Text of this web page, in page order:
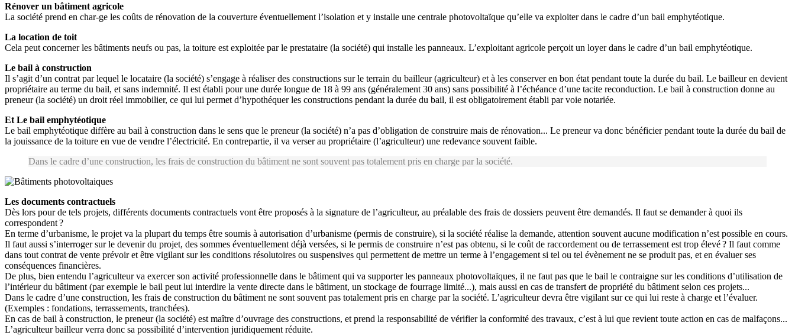
Rénover un bâtiment agricole
La société prend en char-ge les coûts de rénovation de la couverture éventuellement l’isolation et y installe une centrale photovoltaïque qu’elle va exploiter dans le cadre d’un bail emphytéotique.
La location de toit
Cela peut concerner les bâtiments neufs ou pas, la toiture est exploitée par le prestataire (la société) qui installe les panneaux. L’exploitant agricole perçoit un loyer dans le cadre d’un bail emphytéotique.
Le bail à construction
Il s’agit d’un contrat par lequel le locataire (la société) s’engage à réaliser des constructions sur le terrain du bailleur (agriculteur) et à les conserver en bon état pendant toute la durée du bail. Le bailleur en devient
propriétaire au terme du bail, et sans indemnité. Il est établi pour une durée longue de 18 à 99 ans (généralement 30 ans) sans possibilité à l’échéance d’une tacite reconduction. Le bail à construction donne au
preneur (la société) un droit réel immobilier, ce qui lui permet d’hypothéquer les constructions pendant la durée du bail, il est obligatoirement établi par voie notariée.
Et Le bail emphytéotique
Le bail emphytéotique diffère au bail à construction dans le sens que le preneur (la société) n’a pas d’obligation de construire mais de rénovation... Le preneur va donc bénéficier pendant toute la durée du bail de
la jouissance de la toiture en vue de vendre l’électricité. En contrepartie, il va verser au propriétaire (l’agriculteur) une redevance souvent faible.
Dans le cadre d’une construction, les frais de construction du bâtiment ne sont souvent pas totalement pris en charge par la société.
Les documents contractuels
Dès lors pour de tels projets, différents documents contractuels vont être proposés à la signature de l’agriculteur, au préalable des frais de dossiers peuvent être demandés. Il faut se demander à quoi ils
correspondent ?
En terme d’urbanisme, le projet va la plupart du temps être soumis à autorisation d’urbanisme (permis de construire), si la société réalise la demande, attention souvent aucune modification n’est possible en cours.
Il faut aussi s’interroger sur le devenir du projet, des sommes éventuellement déjà versées, si le permis de construire n’est pas obtenu, si le coût de raccordement ou de terrassement est trop élevé ? Il faut comme
dans tout contrat de vente prévoir et être vigilant sur les conditions résolutoires ou suspensives qui permettent de mettre un terme à l’engagement si tel ou tel évènement ne se produit pas, et en évaluer ses
conséquences financières.
De plus, bien entendu l’agriculteur va exercer son activité professionnelle dans le bâtiment qui va supporter les panneaux photovoltaïques, il ne faut pas que le bail le contraigne sur les conditions d’utilisation de
l’intérieur du bâtiment (par exemple le bail peut lui interdire la vente directe dans le bâtiment, un stockage de fourrage limité...), mais aussi en cas de transfert de propriété du bâtiment selon ces projets...
Dans le cadre d’une construction, les frais de construction du bâtiment ne sont souvent pas totalement pris en charge par la société. L’agriculteur devra être vigilant sur ce qui lui reste à charge et l’évaluer.
(Exemples : fondations, terrassements, tranchées).
En cas de bail à construction, le preneur (la société) est maître d’ouvrage des constructions, et prend la responsabilité de vérifier la conformité des travaux, c’est à lui que revient toute action en cas de malfaçons...
L’agriculteur bailleur verra donc sa possibilité d’intervention juridiquement réduite.